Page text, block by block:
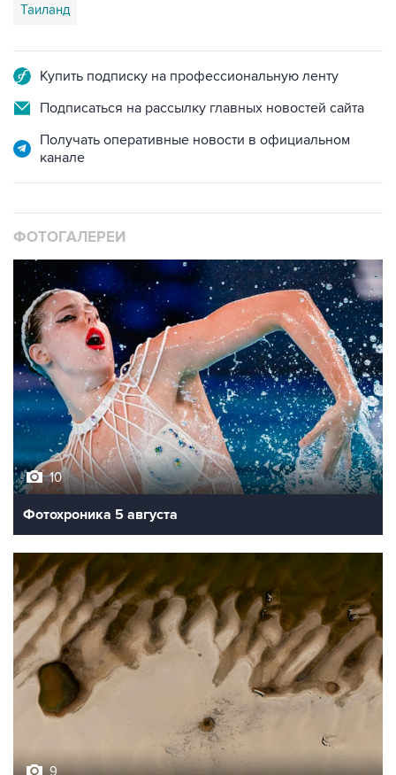
Таиланд
Купить подписку на профессиональную ленту
Подписаться на рассылку главных новостей сайта
Получать оперативные новости в официальном
канале
ФОТОГАЛЕРЕИ
10
Фотохроника 5 августа
9